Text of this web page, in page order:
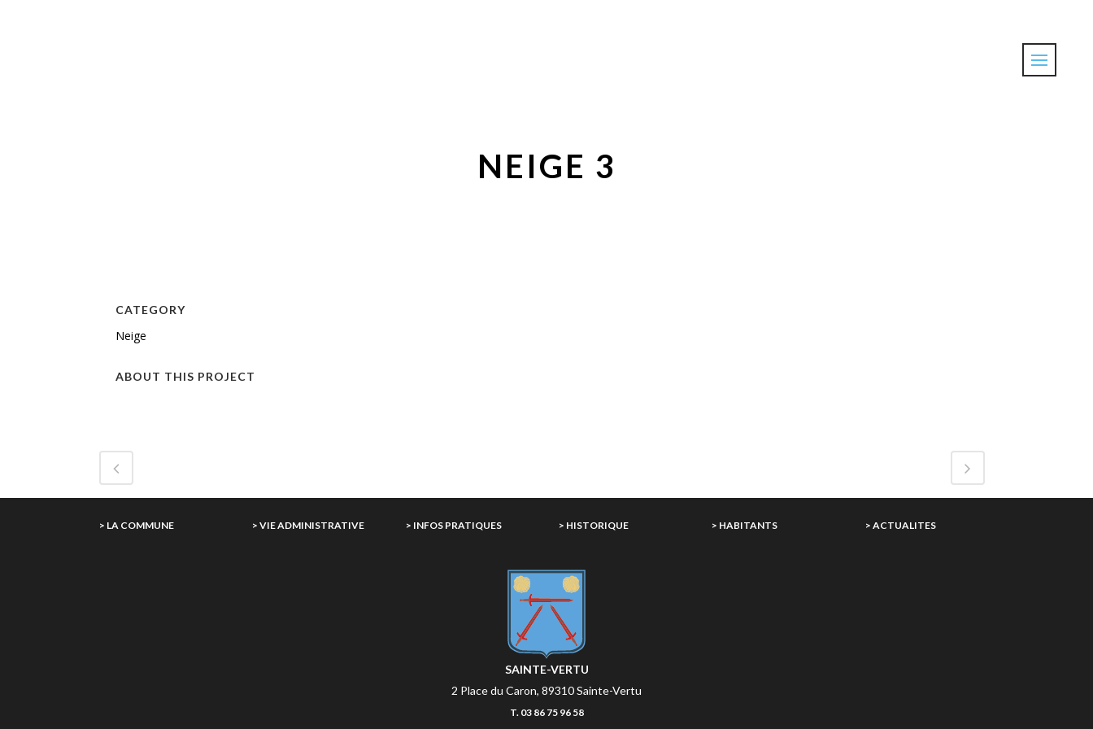
NEIGE 3
CATEGORY
Neige
ABOUT THIS PROJECT
> LA COMMUNE > VIE ADMINISTRATIVE > INFOS PRATIQUES > HISTORIQUE > HABITANTS > ACTUALITES
SAINTE-VERTU
2 Place du Caron, 89310 Sainte-Vertu
T. 03 86 75 96 58